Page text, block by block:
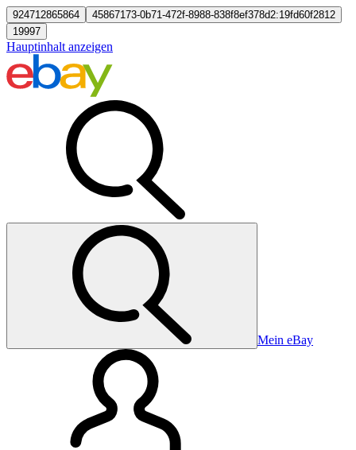
924712865864
45867173-0b71-472f-8988-838f8ef378d2:19fd60f2812
19997
Hauptinhalt anzeigen
Mein eBay